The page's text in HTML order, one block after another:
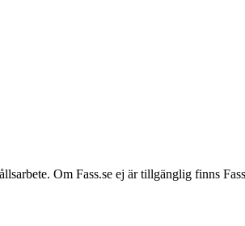
Om Fass.se ej är tillgänglig finns